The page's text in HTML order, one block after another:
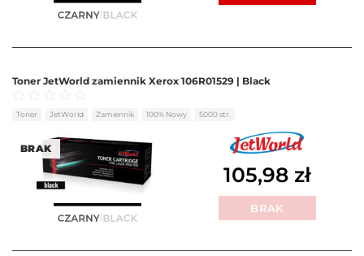
BRAK
Toner JetWorld zamiennik Xerox 106R01529 | Black
Oceniono na 5
Toner JetWorld Zamiennik 100% Nowy 5000 str.
105,98 zł
BRAK